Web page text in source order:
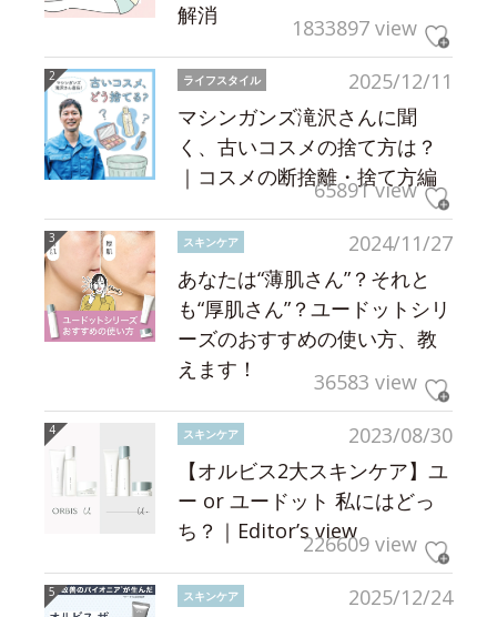
解消
1833897 view
2025/12/11
ライフスタイル
マシンガンズ滝沢さんに聞
く、古いコスメの捨て方は？
｜コスメの断捨離・捨て方編
65891 view
2024/11/27
スキンケア
あなたは“薄肌さん”？それと
も“厚肌さん”？ユードットシリ
ーズのおすすめの使い方、教
えます！
36583 view
2023/08/30
スキンケア
【オルビス2大スキンケア】ユ
ー or ユードット 私にはどっ
ち？｜Editor’s view226609 view
2025/12/24
スキンケア